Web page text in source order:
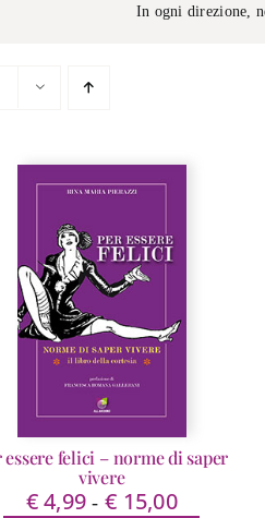
In ogni direzione,
essere felici – norme di saper
vivere
€4,99 - € 15,00Fascia